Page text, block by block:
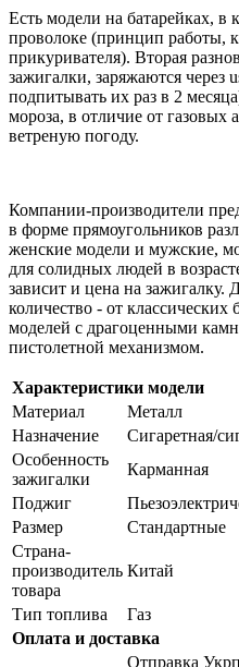
Есть модели на батарейках, в
проволоке (принцип работы,
прикуривателя). Вторая
зажигалки, заряжаются через
подпитывать их раз в 2
мороза, в отличие от газовых
ветреную погоду.
Компании-производители
в форме прямоугольников
женские модели и мужские,
для солидных людей в
зависит и цена на зажигалку.
количество - от
моделей с драгоценными
пистолетной механизмом.
Характеристики модели
Материал
Металл
Назначение
Сигаретная/
Особенность
зажигалки
Карманная
Поджиг
Размер
Стандартные
Страна-
производитель
товара
Китай
Тип топлива
Газ
Оплата и доставка
Отправка